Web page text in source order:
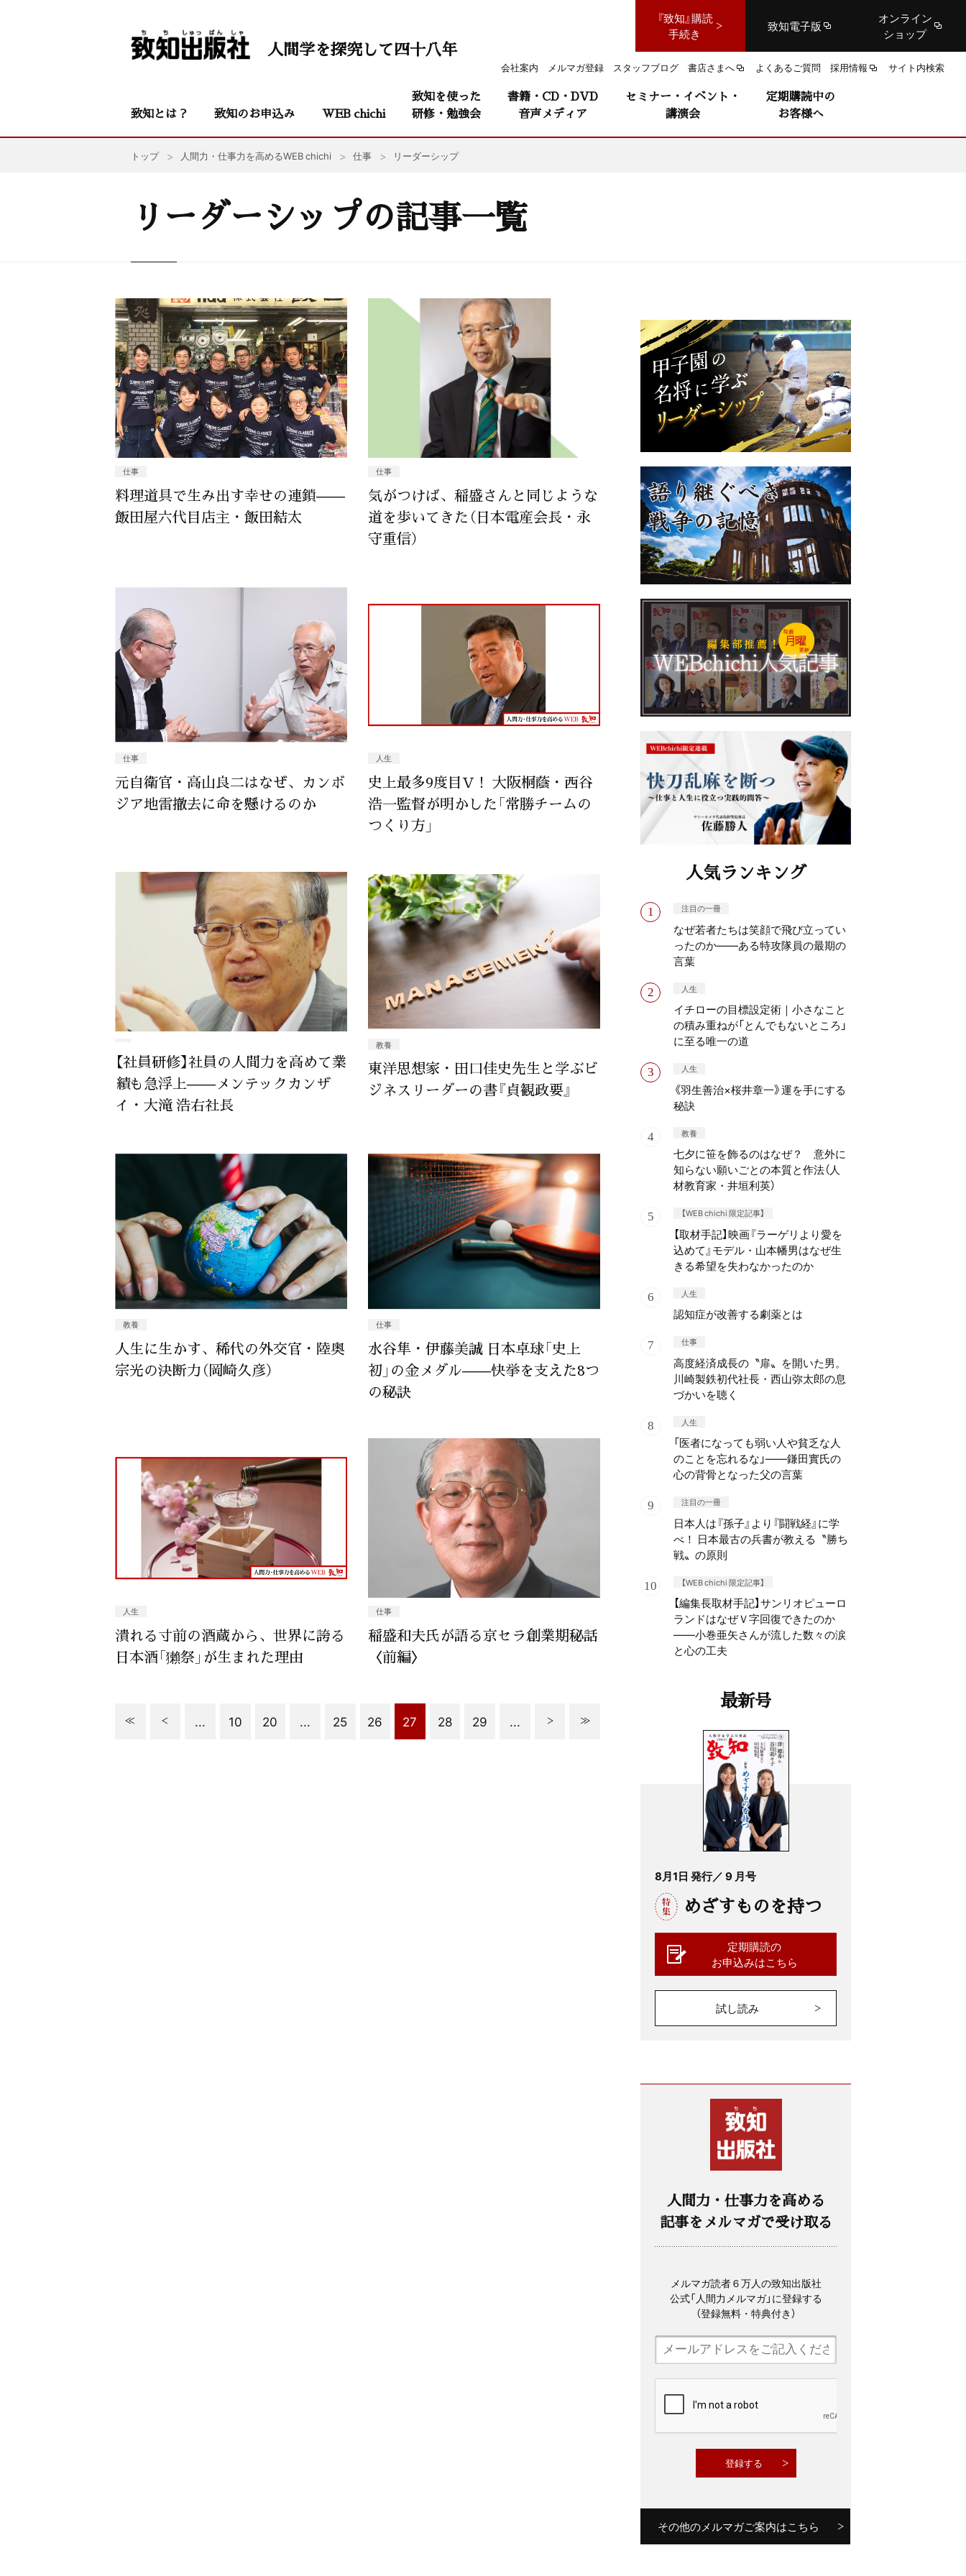
『致知』購読
手続き
致知電子版
オンライン
ショップ
会社案内 メルマガ登録 スタッフブログ 書店さまへ よくあるご質問 採用情報 サイト内検索
人間学を探究して四十八年
致知とは？ 致知のお申込み WEB chichi
致知を使った
研修・勉強会
書籍・CD・DVD
音声メディア
セミナー・イベント・
講演会
定期購読中の
お客様へ
トップ 人間力・仕事力を高めるWEB chichi 仕事 リーダーシップ
リーダーシップの記事一覧
仕事
料理道具で生み出す幸せの連鎖——
飯田屋六代目店主・飯田結太
仕事
気がつけば、稲盛さんと同じような
道を歩いてきた（日本電産会長・永
守重信）
仕事
元自衛官・高山良二はなぜ、カンボ
ジア地雷撤去に命を懸けるのか
人生
史上最多9度目V！ 大阪桐蔭・西谷
浩一監督が明かした「常勝チームの
つくり方」
【社員研修】社員の人間力を高めて業
績も急浮上——メンテックカンザ
イ・大滝 浩右社長
教養
東洋思想家・田口佳史先生と学ぶビ
ジネスリーダーの書『貞観政要』
教養
人生に生かす、稀代の外交官・陸奥
宗光の決断力（岡崎久彦）
仕事
水谷隼・伊藤美誠 日本卓球「史上
初」の金メダル——快挙を支えた8つ
の秘訣
人生
潰れる寸前の酒蔵から、世界に誇る
日本酒「獺祭」が生まれた理由
仕事
稲盛和夫氏が語る京セラ創業期秘話
〈前編〉
... 10 20 ... 25 26 27 28 29 ...
人気ランキング
注目の一冊
なぜ若者たちは笑顔で飛び立ってい
ったのか——ある特攻隊員の最期の
言葉
人生
イチローの目標設定術｜小さなこと
の積み重ねが「とんでもないところ」
に至る唯一の道
人生
《羽生善治×桜井章一》運を手にする
秘訣
教養
七夕に笹を飾るのはなぜ？ 意外に
知らない願いごとの本質と作法（人
材教育家・井垣利英）
【WEB chichi 限定記事】
【取材手記】映画『ラーゲリより愛を
込めて』モデル・山本幡男はなぜ生
きる希望を失わなかったのか
人生
認知症が改善する劇薬とは
仕事
高度経済成長の〝扉〟を開いた男。
川崎製鉄初代社長・西山弥太郎の息
づかいを聴く
人生
「医者になっても弱い人や貧乏な人
のことを忘れるな」——鎌田實氏の
心の背骨となった父の言葉
注目の一冊
日本人は『孫子』より『闘戦経』に学
べ！ 日本最古の兵書が教える〝勝ち
戦〟の原則
【WEB chichi 限定記事】
【編集長取材手記】サンリオピューロ
ランドはなぜＶ字回復できたのか
——小巻亜矢さんが流した数々の涙
と心の工夫
最新号
8月1日 発行／ 9 月号
めざすものを持つ
定期購読の
お申込みはこちら
試し読み
人間力・仕事力を高める
記事をメルマガで受け取る
メルマガ読者６万人の致知出版社
公式「人間力メルマガ」に登録する
（登録無料・特典付き）
その他のメルマガご案内はこちら